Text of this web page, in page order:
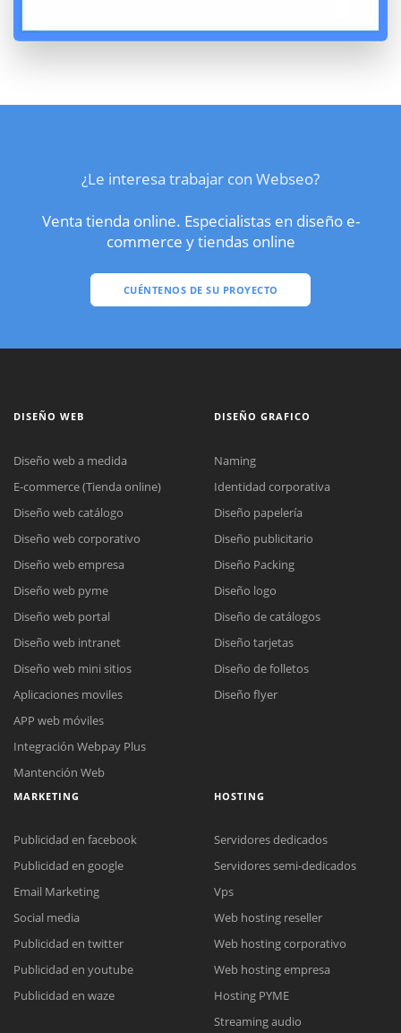
¿Le interesa trabajar con Webseo?
Venta tienda online. Especialistas en diseño e-
commerce y tiendas online
CUÉNTENOS DE SU PROYECTO
Reunión online
Meet para la reunión online.
Cotización
Chat Online
Todos nuestros ejecutivos están fuera de línea. Complete el formulario
DISEÑO WEB
Diseño web a medida
E-commerce (Tienda online)
Diseño web catálogo
Diseño web corporativo
Diseño web empresa
Diseño web pyme
Diseño web portal
Diseño web intranet
Diseño web mini sitios
Aplicaciones moviles
APP web móviles
Integración Webpay Plus
Mantención Web
DISEÑO GRAFICO
Naming
Identidad corporativa
Diseño papelería
Diseño publicitario
Diseño Packing
Diseño logo
Diseño de catálogos
Diseño tarjetas
Diseño de folletos
Diseño flyer
MARKETING
Publicidad en facebook
Publicidad en google
Email Marketing
Social media
Publicidad en twitter
Publicidad en youtube
Publicidad en waze
HOSTING
Servidores dedicados
Servidores semi-dedicados
Vps
Web hosting reseller
Web hosting corporativo
Web hosting empresa
Hosting PYME
Streaming audio